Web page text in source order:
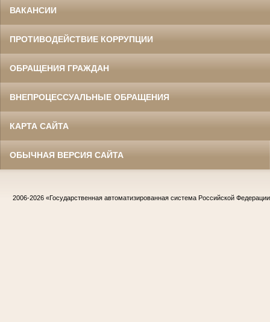
ВАКАНСИИ
ПРОТИВОДЕЙСТВИЕ КОРРУПЦИИ
ОБРАЩЕНИЯ ГРАЖДАН
ВНЕПРОЦЕССУАЛЬНЫЕ ОБРАЩЕНИЯ
КАРТА САЙТА
ОБЫЧНАЯ ВЕРСИЯ САЙТА
2006-2026 «Государственная автоматизированная система Российской